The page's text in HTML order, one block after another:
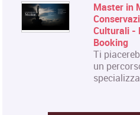
Master in
Culturali -
Booking
Ti
un